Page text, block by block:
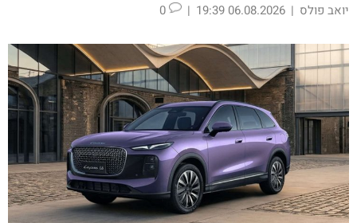
יואב פולס |
06.08.2026 19:39
|